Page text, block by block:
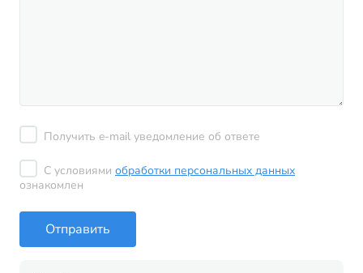
Получить e-mail уведомление об ответе
С условиями обработки персональных данных
ознакомлен
Отправить